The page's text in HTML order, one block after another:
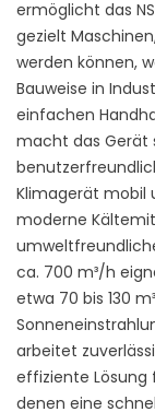
ermöglicht das
gezielt
werden können,
Bauweise in
einfachen
macht das Gerät
Klimagerät mobil
moderne
ca. 700 m³/h
etwa 70 bis 130
arbeitet
effiziente Lösung
denen eine